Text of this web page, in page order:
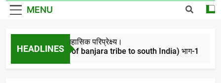
GoarBanjara.com
MENU
HEADLINES
बंजारो का ऐतिहासिक परिप्रेक्ष्य।
(Migration of banjara tribe to south India) भाग-1
4 Years Ago